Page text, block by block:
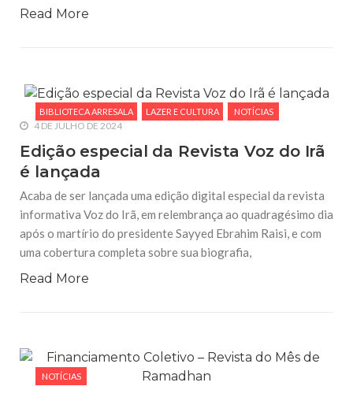
Read More
BIBLIOTECA ARRESALA LAZER E CULTURA NOTÍCIAS
4 DE JULHO DE 2024
Edição especial da Revista Voz do Irã
é lançada
Acaba de ser lançada uma edição digital especial da revista
informativa Voz do Irã, em relembrança ao quadragésimo dia
após o martírio do presidente Sayyed Ebrahim Raisi, e com
uma cobertura completa sobre sua biografia,
Read More
NOTÍCIAS